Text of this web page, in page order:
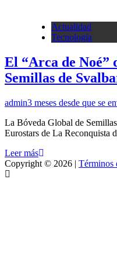
Actualidad
Tecnología
El “Arca de Noé”
Semillas de
admin3 meses desde que se
La Bóveda Global de
Eurostars de La Reconquista
Leer más
Copyright © 2026 | Términos